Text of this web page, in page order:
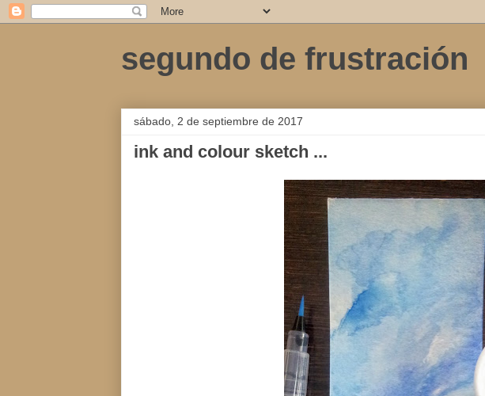
segundo de frustración
sábado, 2 de septiembre de 2017
ink and colour sketch ...